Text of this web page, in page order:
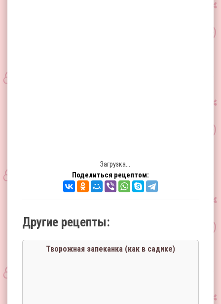
Загрузка...
Поделиться рецептом:
Другие рецепты:
Творожная запеканка (как в садике)